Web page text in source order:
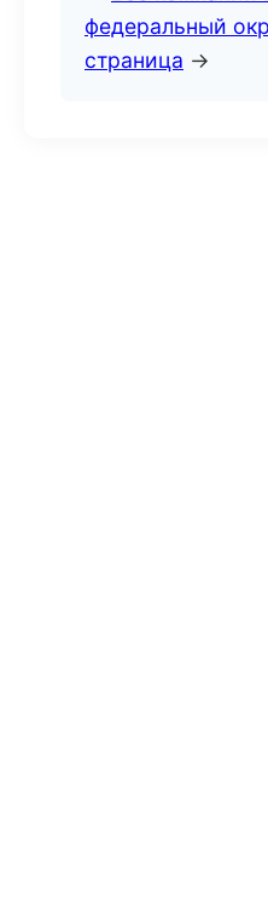
федеральный
страница →